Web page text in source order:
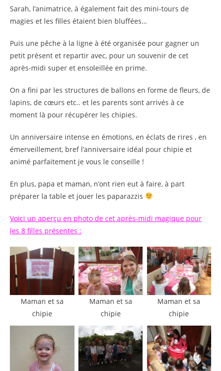
Sarah, l’animatrice, à également fait des mini-tours de
magies et les filles étaient bien bluffées…
Puis une pêche à la ligne à été organisée pour gagner un
petit présent et repartir avec, pour un souvenir de cet
après-midi super et ensoleillée en prime.
On a fini par les structures de ballons en forme de fleurs, de
lapins, de cœurs etc.. et les parents sont arrivés à ce
moment là pour récupérer les chipies.
Un anniversaire intense en émotions, en éclats de rires , en
émerveillement, bref l’anniversaire idéal pour chipie et
animé parfaitement je vous le conseille !
En plus, papa et maman, n’ont rien eut à faire, à part
préparer la table et jouer les paparazzis
Voici un aperçu en photo de cet après-midi magique pour
les 8 filles présentes :
Maman et sa
chipie
Maman et sa
chipie
Maman et sa
chipie